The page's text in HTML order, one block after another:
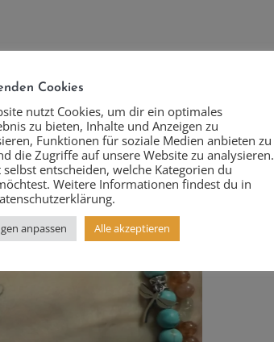
Cookies
nutzt Cookies, um dir ein optimales
zu bieten, Inhalte und Anzeigen zu
Funktionen für soziale Medien anbieten zu
die Zugriffe auf unsere Website zu analysieren.
selbst entscheiden, welche Kategorien du
Weitere Informationen findest du in
anpassen Alle akzeptieren